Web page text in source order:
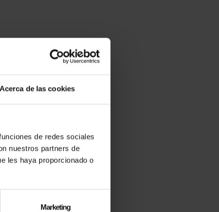
de las cookies
de redes sociales
nuestros partners de
les haya proporcionado o
Marketing